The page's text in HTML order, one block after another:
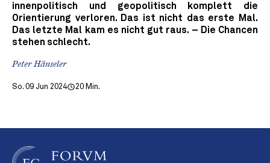
innenpolitisch und geopolitisch komplett die
Orientierung verloren. Das ist nicht das erste Mal.
Das letzte Mal kam es nicht gut raus. – Die Chancen
stehen schlecht.
Peter Hänseler
So. 09 Jun 2024 20 Min.